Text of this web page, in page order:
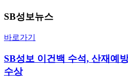
SB성보뉴스
바로가기
SB성보 이건백 수석, 산재예
수상